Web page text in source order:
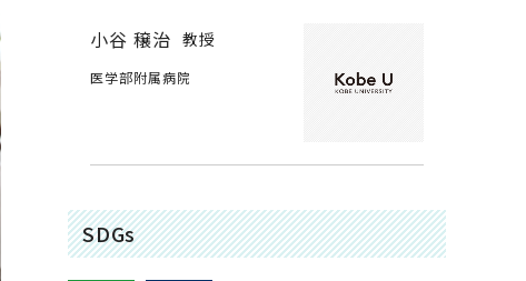
小谷 穣治 教授
医学部附属病院
SDGs